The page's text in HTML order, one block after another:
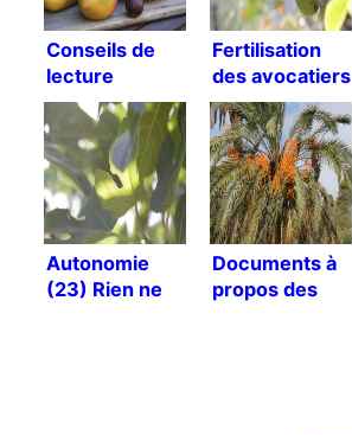
Conseils de
lecture
Fertilisation
des avocatiers
[Traduction]
Autonomie
(23) Rien ne
Documents à
propos des